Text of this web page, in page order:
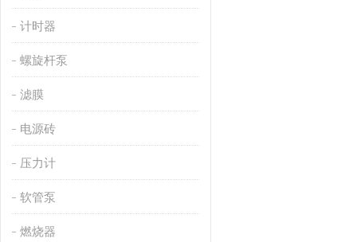
计时器
螺旋杆泵
滤膜
电源砖
压力计
软管泵
燃烧器